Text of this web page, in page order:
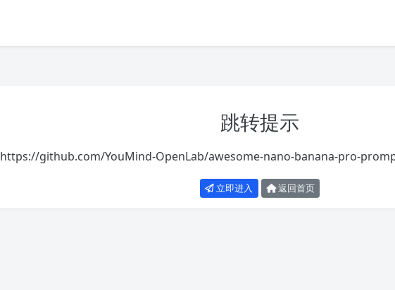
跳转提示
https://github.com/YouMind-OpenLab/awesome-nano-banana-pro-
立即进入 返回首页